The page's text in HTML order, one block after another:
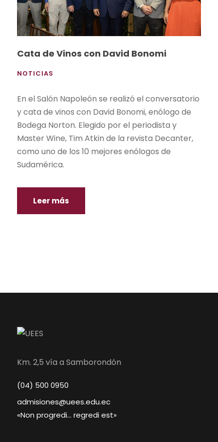
Cata de Vinos con David Bonomi
NOTICIAS
En el Salón Napoleón se realizó el conversatorio
y cata de vinos con David Bonomi, enólogo de
Bodega Norton. Elegido por el periodista y
Master Wine, Tim Atkin de la revista Decanter,
como uno de los 10 mejores enólogos de
Sudamérica.
Leer más
Km. 2,5 vía a Samborondón
(04) 500 0950
admisiones@uees.edu.ec
«Non progredi… regredi est»